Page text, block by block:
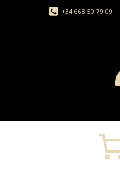
+34 668 50 79 09